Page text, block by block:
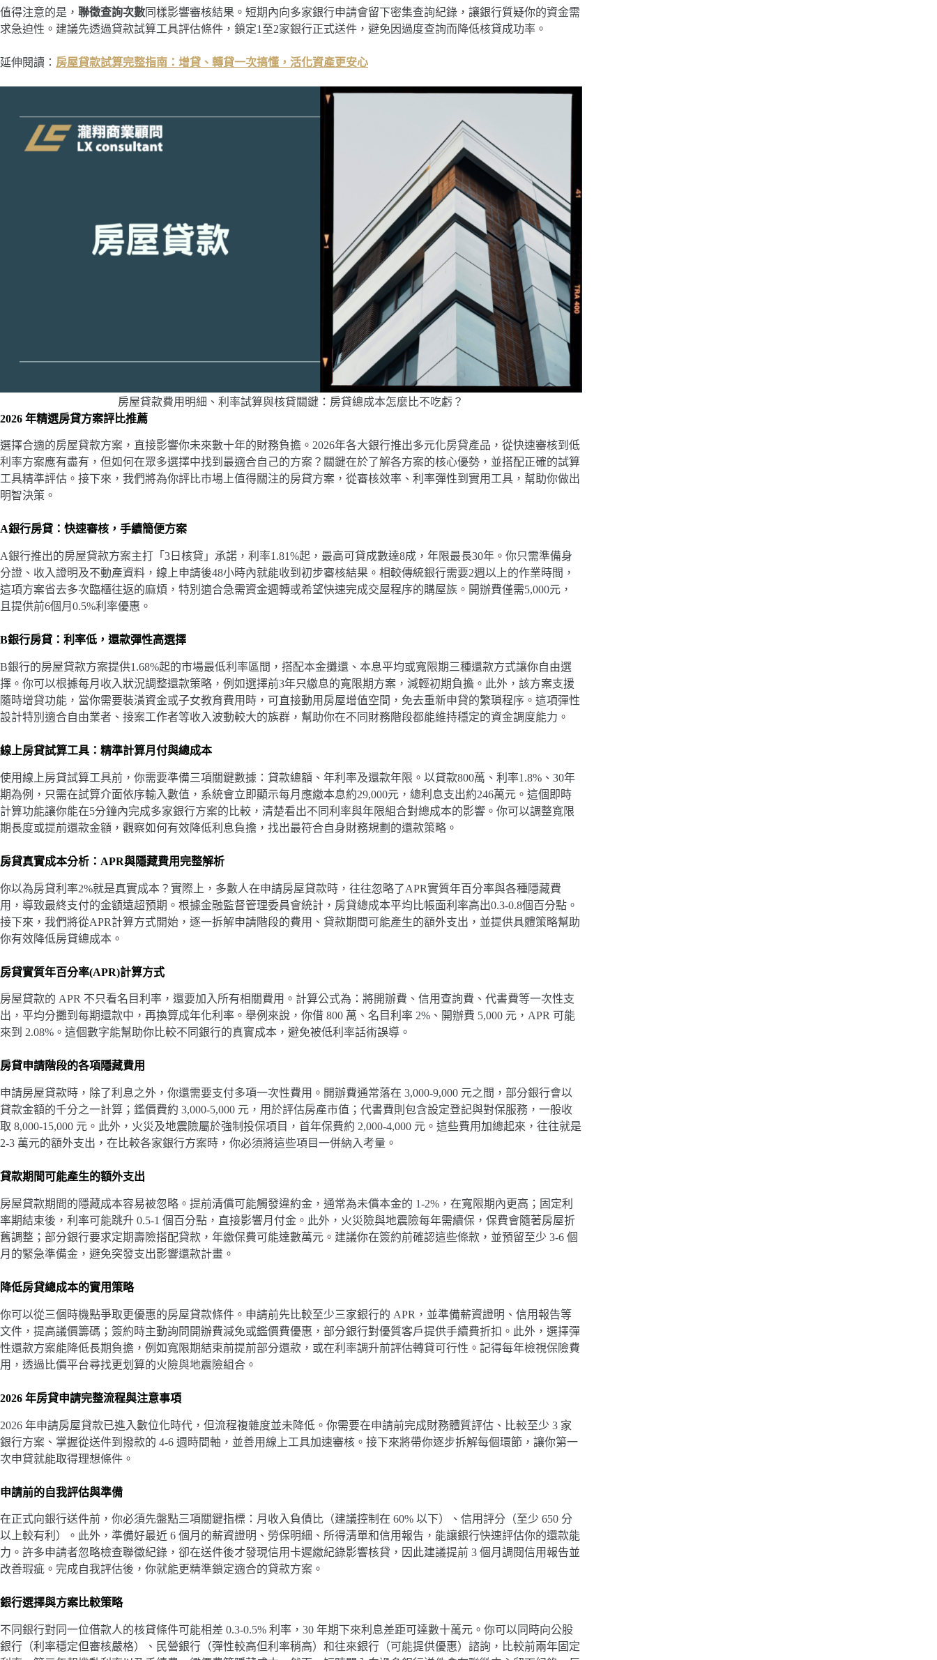
值得注意的是， 聯徵查詢次數同樣影響審核結果。短期內向多家銀行申請會留下密集查詢紀錄，讓銀行質疑你的資金需
求急迫性。建議先透過貸款試算工具評估條件，鎖定1至2家銀行正式送件，避免因過度查詢而降低核貸成功率。
延伸閱讀： 房屋貸款試算完整指南：增貸、轉貸一次搞懂，活化資產更安心
房屋貸款費用明細、利率試算與核貸關鍵：房貸總成本怎麼比不吃虧？
2026 年精選房貸方案評比推薦
選擇合適的房屋貸款方案，直接影響你未來數十年的財務負擔。2026年各大銀行推出多元化房貸產品，從快速審核到低
利率方案應有盡有，但如何在眾多選擇中找到最適合自己的方案？關鍵在於了解各方案的核心優勢，並搭配正確的試算
工具精準評估。接下來，我們將為你評比市場上值得關注的房貸方案，從審核效率、利率彈性到實用工具，幫助你做出
明智決策。
A銀行房貸：快速審核，手續簡便方案
A銀行推出的房屋貸款方案主打「3日核貸」承諾，利率1.81%起，最高可貸成數達8成，年限最長30年。你只需準備身
分證、收入證明及不動產資料，線上申請後48小時內就能收到初步審核結果。相較傳統銀行需要2週以上的作業時間，
這項方案省去多次臨櫃往返的麻煩，特別適合急需資金週轉或希望快速完成交屋程序的購屋族。開辦費僅需5,000元，
且提供前6個月0.5%利率優惠。
B銀行房貸：利率低，還款彈性高選擇
B銀行的房屋貸款方案提供1.68%起的市場最低利率區間，搭配本金攤還、本息平均或寬限期三種還款方式讓你自由選
擇。你可以根據每月收入狀況調整還款策略，例如選擇前3年只繳息的寬限期方案，減輕初期負擔。此外，該方案支援
隨時增貸功能，當你需要裝潢資金或子女教育費用時，可直接動用房屋增值空間，免去重新申貸的繁瑣程序。這項彈性
設計特別適合自由業者、接案工作者等收入波動較大的族群，幫助你在不同財務階段都能維持穩定的資金調度能力。
線上房貸試算工具：精準計算月付與總成本
使用線上房貸試算工具前，你需要準備三項關鍵數據：貸款總額、年利率及還款年限。以貸款800萬、利率1.8%、30年
期為例，只需在試算介面依序輸入數值，系統會立即顯示每月應繳本息約29,000元，總利息支出約246萬元。這個即時
計算功能讓你能在5分鐘內完成多家銀行方案的比較，清楚看出不同利率與年限組合對總成本的影響。你可以調整寬限
期長度或提前還款金額，觀察如何有效降低利息負擔，找出最符合自身財務規劃的還款策略。
房貸真實成本分析：APR與隱藏費用完整解析
你以為房貸利率2%就是真實成本？實際上，多數人在申請房屋貸款時，往往忽略了APR實質年百分率與各種隱藏費
用，導致最終支付的金額遠超預期。根據金融監督管理委員會統計，房貸總成本平均比帳面利率高出0.3-0.8個百分點。
接下來，我們將從APR計算方式開始，逐一拆解申請階段的費用、貸款期間可能產生的額外支出，並提供具體策略幫助
你有效降低房貸總成本。
房貸實質年百分率(APR)計算方式
房屋貸款的 APR 不只看名目利率，還要加入所有相關費用。計算公式為：將開辦費、信用查詢費、代書費等一次性支
出，平均分攤到每期還款中，再換算成年化利率。舉例來說，你借 800 萬、名目利率 2%、開辦費 5,000 元，APR 可能
來到 2.08%。這個數字能幫助你比較不同銀行的真實成本，避免被低利率話術誤導。
房貸申請階段的各項隱藏費用
申請房屋貸款時，除了利息之外，你還需要支付多項一次性費用。開辦費通常落在 3,000-9,000 元之間，部分銀行會以
貸款金額的千分之一計算；鑑價費約 3,000-5,000 元，用於評估房產市值；代書費則包含設定登記與對保服務，一般收
取 8,000-15,000 元。此外，火災及地震險屬於強制投保項目，首年保費約 2,000-4,000 元。這些費用加總起來，往往就是
2-3 萬元的額外支出，在比較各家銀行方案時，你必須將這些項目一併納入考量。
貸款期間可能產生的額外支出
房屋貸款期間的隱藏成本容易被忽略。提前清償可能觸發違約金，通常為未償本金的 1-2%，在寬限期內更高；固定利
率期結束後，利率可能跳升 0.5-1 個百分點，直接影響月付金。此外，火災險與地震險每年需續保，保費會隨著房屋折
舊調整；部分銀行要求定期壽險搭配貸款，年繳保費可能達數萬元。建議你在簽約前確認這些條款，並預留至少 3-6 個
月的緊急準備金，避免突發支出影響還款計畫。
降低房貸總成本的實用策略
你可以從三個時機點爭取更優惠的房屋貸款條件。申請前先比較至少三家銀行的 APR，並準備薪資證明、信用報告等
文件，提高議價籌碼；簽約時主動詢問開辦費減免或鑑價費優惠，部分銀行對優質客戶提供手續費折扣。此外，選擇彈
性還款方案能降低長期負擔，例如寬限期結束前提前部分還款，或在利率調升前評估轉貸可行性。記得每年檢視保險費
用，透過比價平台尋找更划算的火險與地震險組合。
2026 年房貸申請完整流程與注意事項
2026 年申請房屋貸款已進入數位化時代，但流程複雜度並未降低。你需要在申請前完成財務體質評估、比較至少 3 家
銀行方案、掌握從送件到撥款的 4-6 週時間軸，並善用線上工具加速審核。接下來將帶你逐步拆解每個環節，讓你第一
次申貸就能取得理想條件。
申請前的自我評估與準備
在正式向銀行送件前，你必須先盤點三項關鍵指標：月收入負債比（建議控制在 60% 以下）、信用評分（至少 650 分
以上較有利）。此外，準備好最近 6 個月的薪資證明、勞保明細、所得清單和信用報告，能讓銀行快速評估你的還款能
力。許多申請者忽略檢查聯徵紀錄，卻在送件後才發現信用卡遲繳紀錄影響核貸，因此建議提前 3 個月調閱信用報告並
改善瑕疵。完成自我評估後，你就能更精準鎖定適合的貸款方案。
銀行選擇與方案比較策略
不同銀行對同一位借款人的核貸條件可能相差 0.3-0.5% 利率，30 年期下來利息差距可達數十萬元。你可以同時向公股
銀行（利率穩定但審核嚴格）、民營銀行（彈性較高但利率稍高）和往來銀行（可能提供優惠）諮詢，比較前兩年固定